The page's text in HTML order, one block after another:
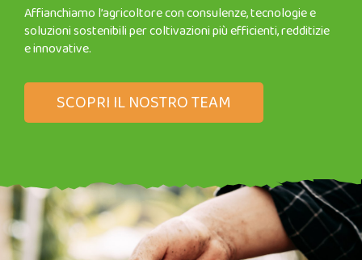
Affianchiamo l’agricoltore con consulenze, tecnologie e
soluzioni sostenibili per coltivazioni più efficienti, redditizie
e innovative.
SCOPRI IL NOSTRO TEAM